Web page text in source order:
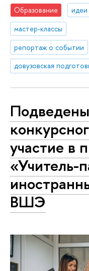
Образование
мастер-классы
репортаж о событии
довузовская
участие в
«Учитель-
ВШЭ